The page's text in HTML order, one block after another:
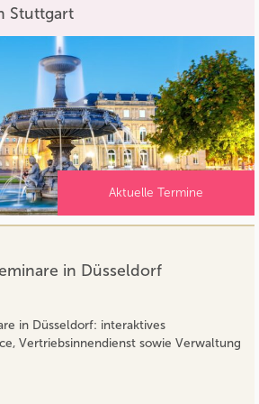
Stuttgart
Aktuelle Termine
in Düsseldorf
in Düsseldorf: interaktives
Vertriebsinnendienst sowie Verwaltung